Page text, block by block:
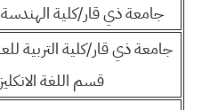
جامعة ذي قار/كلية
جامعة ذي قار/كلية التربية
قسم اللغة